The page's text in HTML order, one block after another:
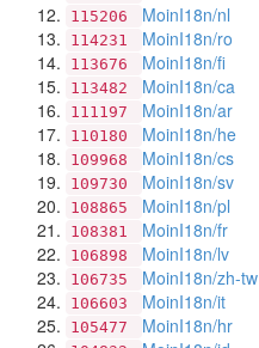
115206 MoinI18n/nl
114231 MoinI18n/ro
113676 MoinI18n/fi
113482 MoinI18n/ca
111197 MoinI18n/ar
110180 MoinI18n/he
109968 MoinI18n/cs
109730 MoinI18n/sv
108865 MoinI18n/pl
108381 MoinI18n/fr
106898 MoinI18n/lv
106735 MoinI18n/zh-tw
106603 MoinI18n/it
105477 MoinI18n/hr